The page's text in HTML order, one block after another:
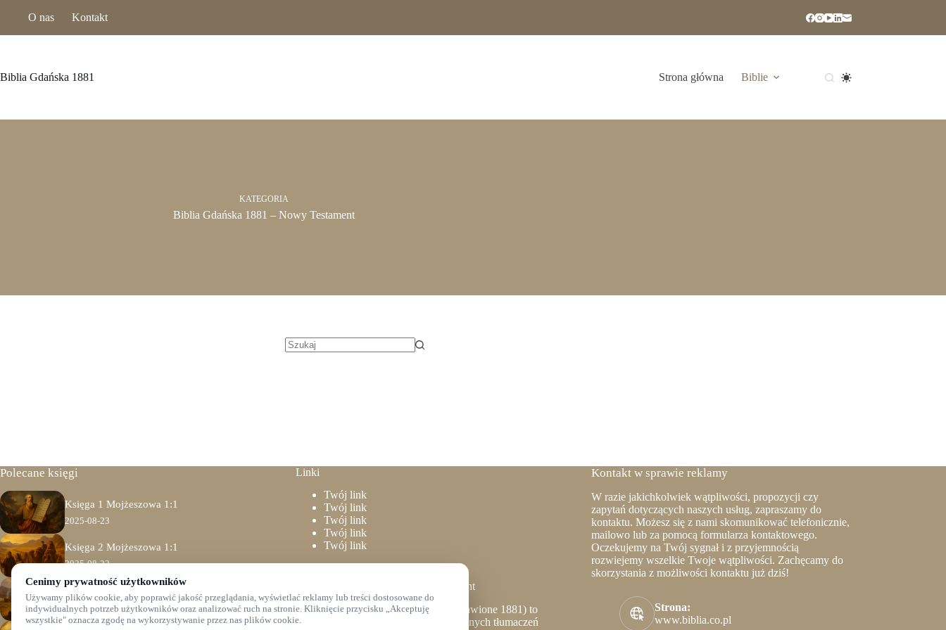
O nas Kontakt
Biblia Gdańska 1881 Strona główna Biblie
KATEGORIA
Biblia Gdańska 1881 – Nowy Testament
Polecane księgi
Księga 1 Mojżeszowa 1:1
2025-08-23
Księga 2 Mojżeszowa 1:1
2025-08-22
Księga 3 Mojżeszowa 1:1
2025-08-21
Linki
Twój link
Twój link
Twój link
Twój link
Twój link
Biblia Gdańska Stary i Nowy Testament
Biblia Gdańska(1632, wydanie poprawione 1881) to
jedno z najstarszych i najbardziej cenionych tłumaczeń
Kontakt w sprawie reklamy
W razie jakichkolwiek wątpliwości, propozycji czy
zapytań dotyczących naszych usług, zapraszamy do
kontaktu. Możesz się z nami skomunikować telefonicznie,
mailowo lub za pomocą formularza kontaktowego.
Oczekujemy na Twój sygnał i z przyjemnością
rozwiejemy wszelkie Twoje wątpliwości. Zachęcamy do
skorzystania z możliwości kontaktu już dziś!
Strona:
www.biblia.co.pl
Cenimy prywatność użytkowników
Używamy plików cookie, aby poprawić jakość przeglądania, wyświetlać reklamy lub treści dostosowane do
indywidualnych potrzeb użytkowników oraz analizować ruch na stronie. Kliknięcie przycisku „Akceptuję
wszystkie" oznacza zgodę na wykorzystywanie przez nas plików cookie.